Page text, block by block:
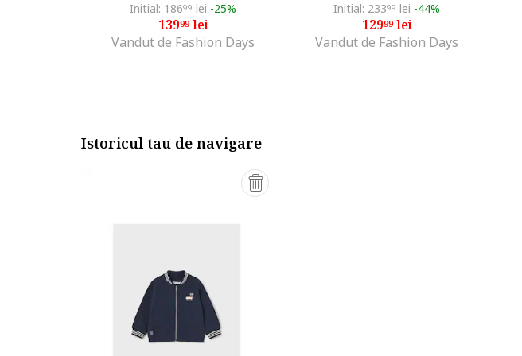
Initial: 18699 lei -25%
13999lei
Vandut de Fashion Days
Initial: 23399 lei -44%
12999lei
Vandut de Fashion Days
Istoricul tau de navigare